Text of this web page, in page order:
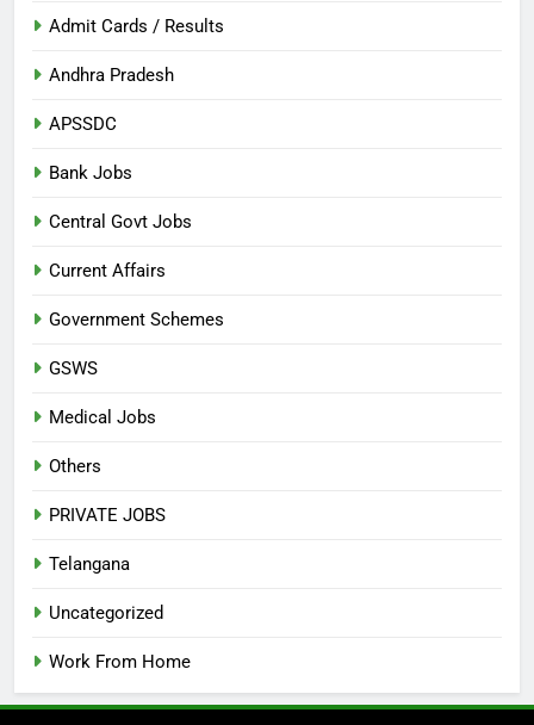
Admit Cards / Results
Andhra Pradesh
APSSDC
Bank Jobs
Central Govt Jobs
Current Affairs
Government Schemes
GSWS
Medical Jobs
Others
PRIVATE JOBS
Telangana
Uncategorized
Work From Home